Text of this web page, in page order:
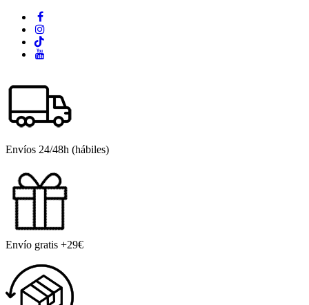
Envíos 24/48h (hábiles)
Envío gratis +29€